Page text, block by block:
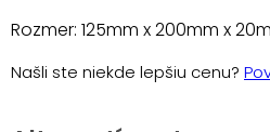
Rozmer: 125mm x 200mm x
Našli ste niekde lepšiu cenu?